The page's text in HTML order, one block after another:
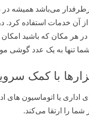
می‌باشد همیشه
خدمات استفاده کرد.
در هر مکان که باشید
تنها به یک عدد گوشی
با کمک
را ارتقا می‌کند.